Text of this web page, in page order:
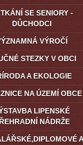
SE SENIORY -
DŮCHODCI
VÝROČÍ
STEZKY V OBCI
A EKOLOGIE
NA ÚZEMÍ OBCE
LIPENSKÉ
NÁDRŽE